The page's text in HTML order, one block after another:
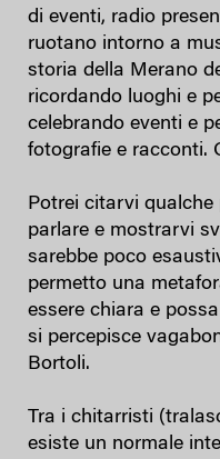
di eventi, radio
ruotano intorno a
storia della Merano
ricordando luoghi e
celebrando eventi e
fotografie e racconti.
Potrei citarvi
parlare e mostrarvi
sarebbe poco
permetto una
essere chiara e
si percepisce
Bortoli.
Tra i chitarristi
esiste un normale